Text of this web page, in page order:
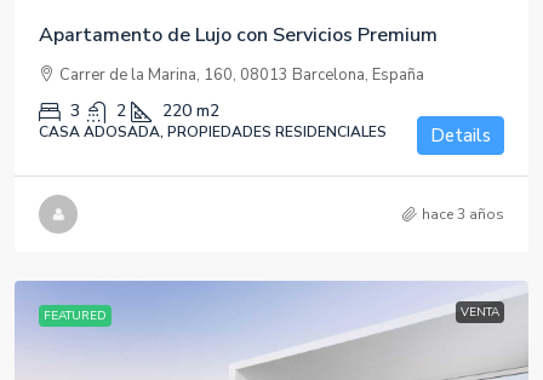
Apartamento de Lujo con Servicios Premium
Carrer de la Marina, 160, 08013 Barcelona, España
3 2 220 m2
CASA ADOSADA, PROPIEDADES RESIDENCIALES Details
hace 3 años
FEATURED VENTA